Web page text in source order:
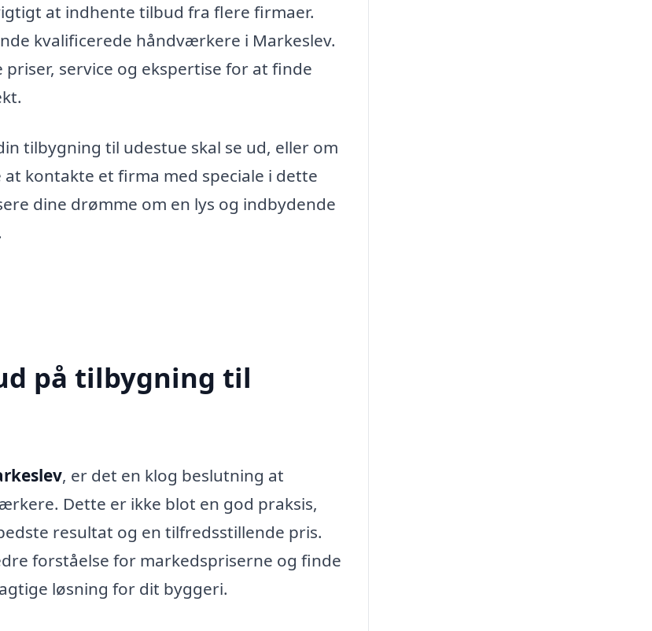
at indhente tilbud fra flere firmaer.
kvalificerede håndværkere i Markeslev.
service og ekspertise for at finde
tilbygning til udestue skal se ud, eller om
kontakte et firma med speciale i dette
dine drømme om en lys og indbydende
på tilbygning til
, er det en klog beslutning at
Dette er ikke blot en god praksis,
resultat og en tilfredsstillende pris.
forståelse for markedspriserne og finde
løsning for dit byggeri.